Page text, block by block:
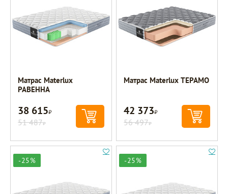
Матрас Materlux
РАВЕННА
38 615Р
51 487Р
Матрас Materlux ТЕРАМО
42 373Р
56 497Р
-25% -25%